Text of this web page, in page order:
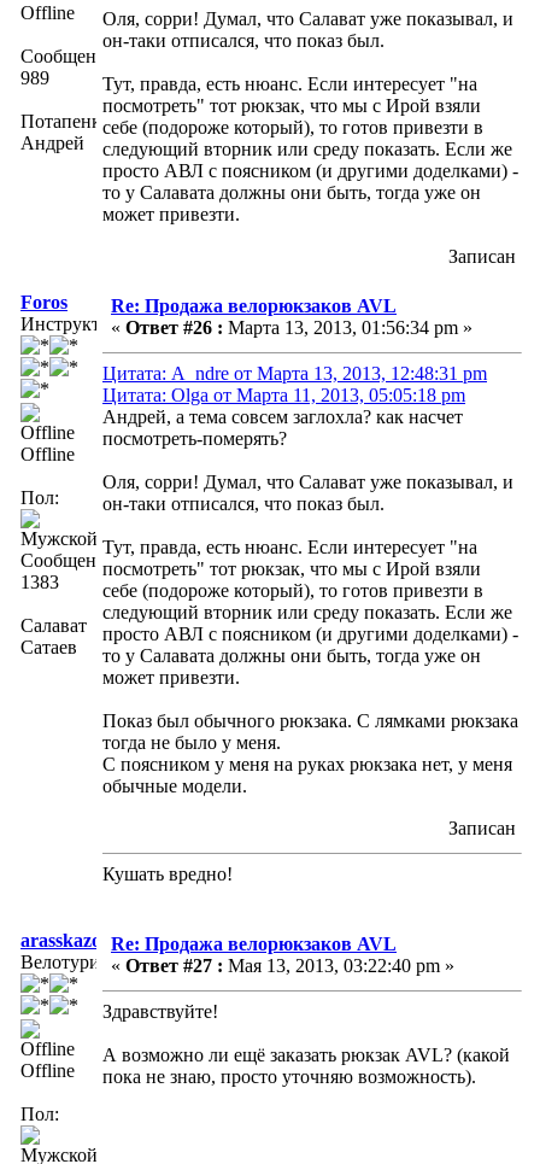
Offline
Сообщений:
989
Потапенко
Андрей
Оля, сорри! Думал, что Салават уже показывал, и
он-таки отписался, что показ был.
Тут, правда, есть нюанс. Если интересует "на
посмотреть" тот рюкзак, что мы с Ирой взяли
себе (подороже который), то готов привезти в
следующий вторник или среду показать. Если же
просто АВЛ с поясником (и другими доделками) -
то у Салавата должны они быть, тогда уже он
может привезти.
Записан
Foros
Инструктор
Offline
Пол:
Сообщений:
1383
Салават
Сатаев
Re: Продажа велорюкзаков AVL
« Ответ #26 : Марта 13, 2013, 01:56:34 pm »
Цитата: A_ndre от Марта 13, 2013, 12:48:31 pm
Цитата: Olga от Марта 11, 2013, 05:05:18 pm
Андрей, а тема совсем заглохла? как насчет
посмотреть-померять?
Оля, сорри! Думал, что Салават уже показывал, и
он-таки отписался, что показ был.
Тут, правда, есть нюанс. Если интересует "на
посмотреть" тот рюкзак, что мы с Ирой взяли
себе (подороже который), то готов привезти в
следующий вторник или среду показать. Если же
просто АВЛ с поясником (и другими доделками) -
то у Салавата должны они быть, тогда уже он
может привезти.
Показ был обычного рюкзака. С лямками рюкзака
тогда не было у меня.
С поясником у меня на руках рюкзака нет, у меня
обычные модели.
Записан
Кушать вредно!
arasskazov
Велотурист
Offline
Пол:
Re: Продажа велорюкзаков AVL
« Ответ #27 : Мая 13, 2013, 03:22:40 pm »
Здравствуйте!
А возможно ли ещё заказать рюкзак AVL? (какой
пока не знаю, просто уточняю возможность).